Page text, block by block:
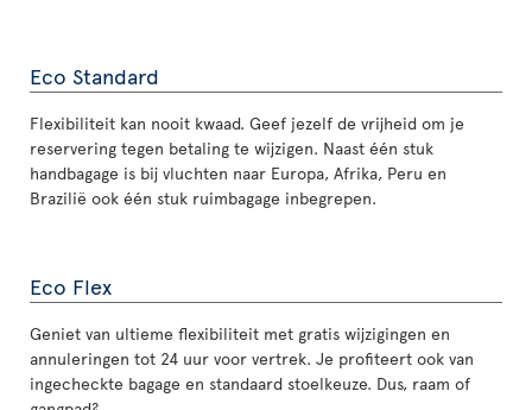
Eco Standard
Flexibiliteit kan nooit kwaad. Geef jezelf de vrijheid om je
reservering tegen betaling te wijzigen. Naast één stuk
handbagage is bij vluchten naar Europa, Afrika, Peru en
Brazilië ook één stuk ruimbagage inbegrepen.
Eco Flex
Geniet van ultieme flexibiliteit met gratis wijzigingen en
annuleringen tot 24 uur voor vertrek. Je profiteert ook van
ingecheckte bagage en standaard stoelkeuze. Dus, raam of